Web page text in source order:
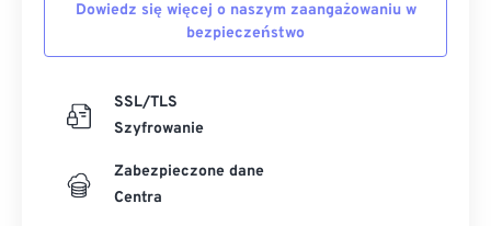
Dowiedz się więcej o naszym zaangażowaniu w
bezpieczeństwo
SSL/TLS
Szyfrowanie
Zabezpieczone dane
Centra